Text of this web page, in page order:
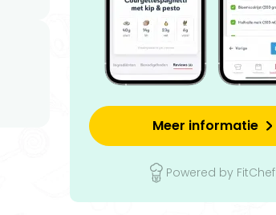
Meer informatie
Powered by FitChef